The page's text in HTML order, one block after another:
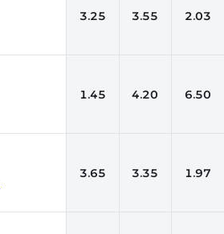
3.25 3.55 2.03
1.45 4.20 6.50
3.65 3.35 1.97